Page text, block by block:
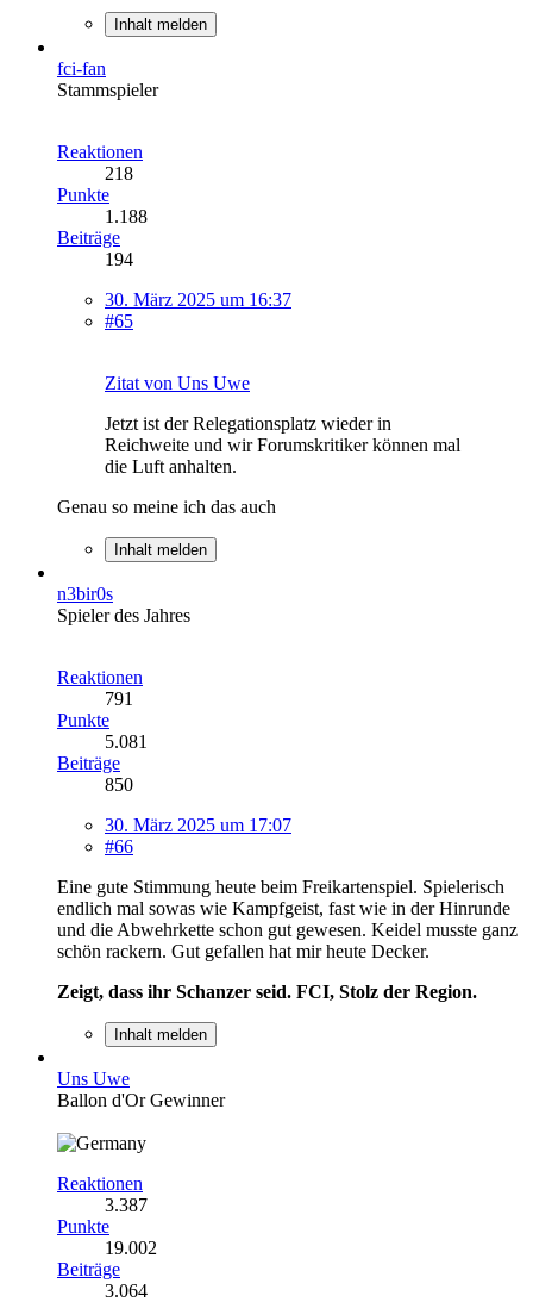
Inhalt melden
fci-fan
Stammspieler
Reaktionen
218
Punkte
1.188
Beiträge
194
30. März 2025 um 16:37
#65
Zitat von Uns Uwe
Jetzt ist der Relegationsplatz wieder in
Reichweite und wir Forumskritiker können mal
die Luft anhalten.
Genau so meine ich das auch
Inhalt melden
n3bir0s
Spieler des Jahres
Reaktionen
791
Punkte
5.081
Beiträge
850
30. März 2025 um 17:07
#66
Eine gute Stimmung heute beim Freikartenspiel. Spielerisch
endlich mal sowas wie Kampfgeist, fast wie in der Hinrunde
und die Abwehrkette schon gut gewesen. Keidel musste ganz
schön rackern. Gut gefallen hat mir heute Decker.
Zeigt, dass ihr Schanzer seid. FCI, Stolz der Region.
Inhalt melden
Uns Uwe
Ballon d'Or Gewinner
Reaktionen
3.387
Punkte
19.002
Beiträge
3.064